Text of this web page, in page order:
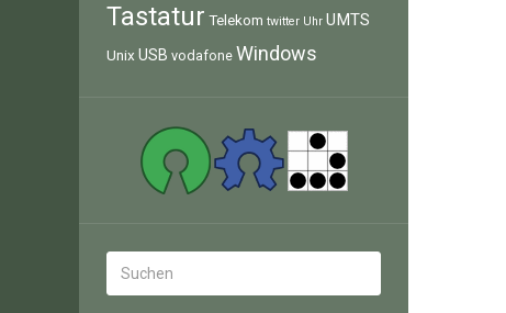
Tastatur Telekom twitter Uhr UMTS
Unix USB vodafone Windows